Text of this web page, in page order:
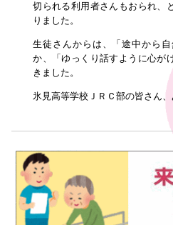
切られる利用者さんもおられ、
りました。
生徒さんからは、「途中から
か、「ゆっくり話すように心が
きました。
氷見高等学校ＪＲＣ部の皆さん、